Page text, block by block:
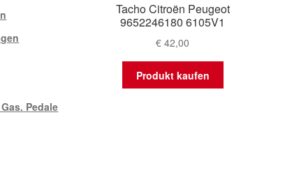
Tacho Citroën Peugeot
9652246180 6105V1
€ 42,00
Produkt kaufen
Pedale